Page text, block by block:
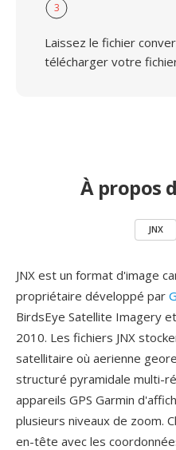
3
Laissez le fichier
télécharger votre
À propos
JNX
JNX est un format d'image
propriétaire développé par
BirdsEye Satellite Imagery
2010. Les fichiers JNX
satellitaire où aerienne
structuré pyramidale multi-
appareils GPS Garmin
plusieurs niveaux de zoom.
en-tête avec les